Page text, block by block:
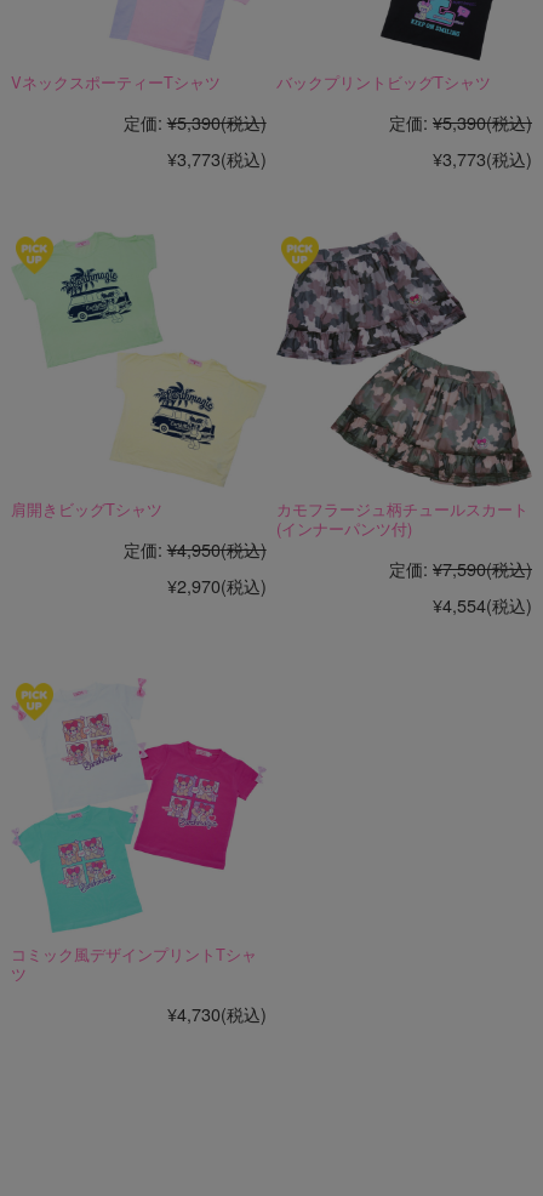
VネックスポーティーTシャツ
定価: ¥5,390(税込)
¥3,773(税込)
バックプリントビッグTシャツ
定価: ¥5,390(税込)
¥3,773(税込)
肩開きビッグTシャツ
定価: ¥4,950(税込)
¥2,970(税込)
カモフラージュ柄チュールスカート
(インナーパンツ付)
定価: ¥7,590(税込)
¥4,554(税込)
コミック風デザインプリントTシャ
ツ
¥4,730(税込)